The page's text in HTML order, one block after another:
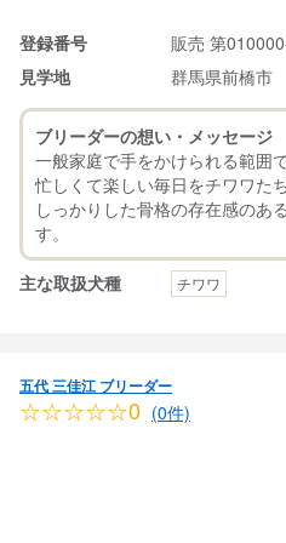
登録番号
販売 第
見学地
群馬県前橋市
ブリーダーの想い・メッセージ
一般家庭で手をかけられる範囲
忙しくて楽しい毎日をチワワた
しっかりした骨格の存在感のあ
主な取扱犬種 チワワ
五代 三佳江 ブリーダー
☆☆☆☆☆0 (0件)